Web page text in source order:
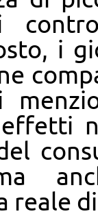
i
effetti
reale